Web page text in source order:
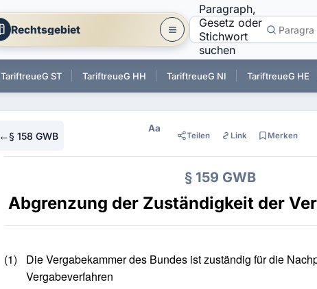
Rechtsgebiet
Paragraph,
Gesetz oder
Stichwort
suchen
TariftreueG ST TariftreueG HH TariftreueG NI TariftreueG HE
←§ 158 GWB
Aa
Teilen Link Merken
§ 159 GWB
Abgrenzung der Zuständigkeit der
(1)
Die Vergabekammer des Bundes ist zuständig für die
Vergabeverfahren